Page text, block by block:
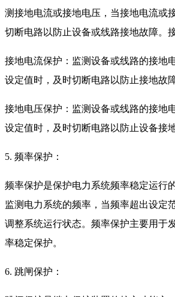
测接地电流或接地电压，当接地电流或
切断电路以防止设备或线路接地故障。
接地电流保护：监测设备或线路的接地
设定值时，及时切断电路以防止接地故障
接地电压保护：监测设备或线路的接地
设定值时，及时切断电路以防止设备接
5. 频率保护：
频率保护是保护电力系统频率稳定运行
监测电力系统的频率，当频率超出设定
调整系统运行状态。频率保护主要用于
率稳定保护。
6. 跳闸保护：